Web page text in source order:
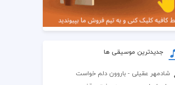
جدیدترین موسیقی ها
شادمهر عقیلی - باروون دلم خواست